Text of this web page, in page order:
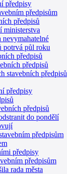
předpisy
předpisům
předpisů
ministerstva
nevymahatelné
potrvá půl roku
předpisů
předpisů
stavebních předpisů
předpisy
předpisů
do pondělí
předpisům
předpisy
předpisům
rada města